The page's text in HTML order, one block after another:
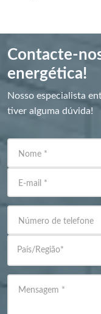
Contacte-
energética!
Nosso especialista
tiver alguma dúvida!
Nome *
E-mail *
Número de telefone
País/Região*
Mensagem *